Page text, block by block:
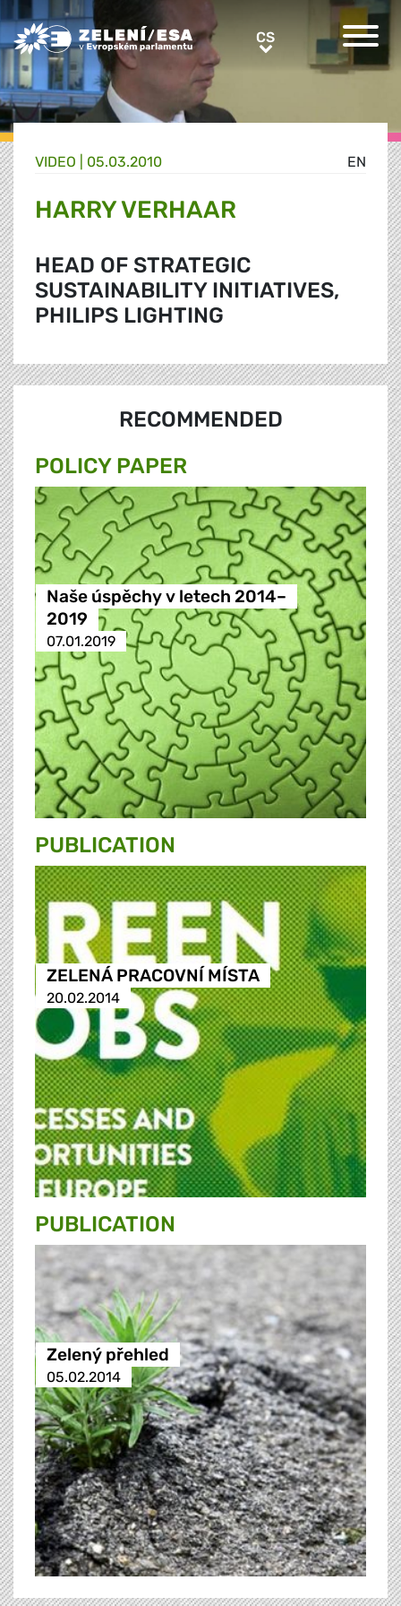
Greens/EFA Home CSCS
EN
VIDEO | 05.03.2010
HARRY VERHAAR
HEAD OF STRATEGIC
SUSTAINABILITY INITIATIVES,
PHILIPS LIGHTING
RECOMMENDED
POLICY PAPER
Naše úspěchy v letech 2014–
2019
07.01.2019
PUBLICATION
ZELENÁ PRACOVNÍ MÍSTA
20.02.2014
PUBLICATION
Zelený přehled
05.02.2014